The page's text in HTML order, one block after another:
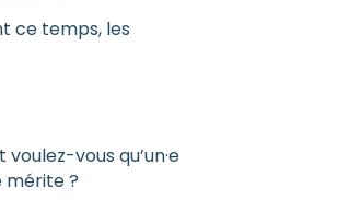
ce temps, les
vous qu’un·e
mérite ?